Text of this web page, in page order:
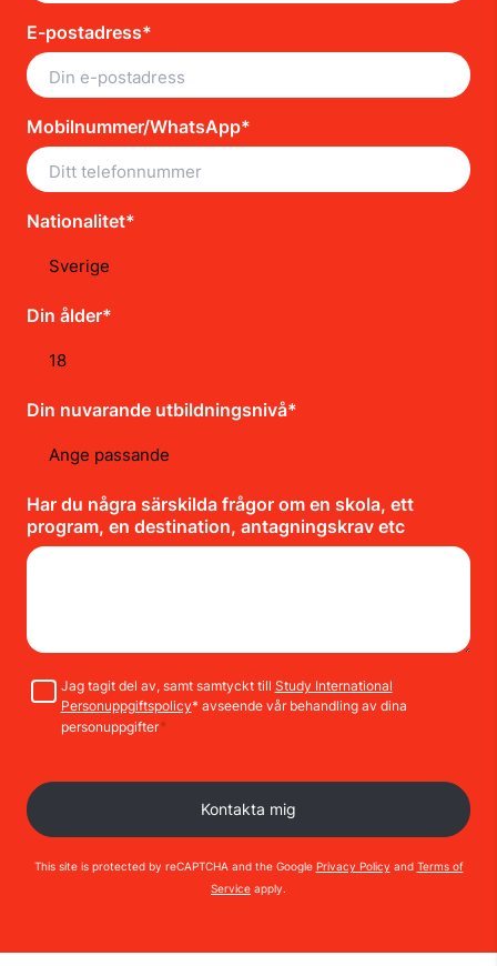
E-postadress*
Mobilnummer/WhatsApp*
Nationalitet*
Din ålder*
Din nuvarande utbildningsnivå*
Har du några särskilda frågor om en skola, ett
program, en destination, antagningskrav etc
Samtycke
Jag tagit del av, samt samtyckt till Study International
Personuppgiftspolicy* avseende vår behandling av dina
personuppgifter*
This site is protected by reCAPTCHA and the Google Privacy Policy and Terms of
Service apply.